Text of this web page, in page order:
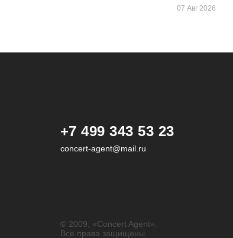
07 Авг 2026
+7 499 343 53 23
concert-agent@mail.ru
© 2009, «Concert Agent».
Все права защищены.